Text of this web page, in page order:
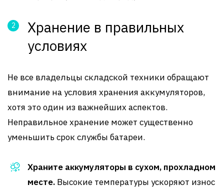
Хранение в правильных
условиях
Не все владельцы складской техники обращают
внимание на условия хранения аккумуляторов,
хотя это один из важнейших аспектов.
Неправильное хранение может существенно
уменьшить срок службы батареи.
Храните аккумуляторы в сухом, прохладном
месте. Высокие температуры ускоряют износ